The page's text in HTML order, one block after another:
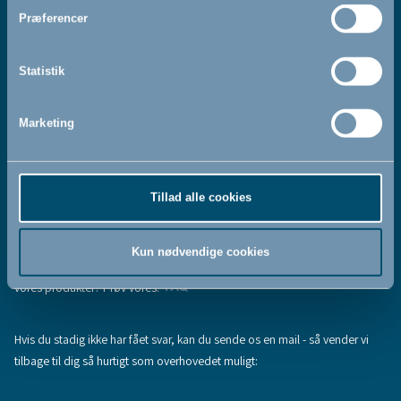
Præferencer
Statistik
Marketing
Tillad alle cookies
Kun nødvendige cookies
læst og accepteret vores
Cookiepolitik
Tilmeld
Fandt du ikke den information, du søgte, eller har du flere spørgsmål til
vores produkter? Prøv vores:FAQ
Hvis du stadig ikke har fået svar, kan du sende os en mail - så vender vi
tilbage til dig så hurtigt som overhovedet muligt: